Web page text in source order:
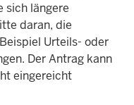
sich längere
daran, die
Urteils- oder
Der Antrag kann
eingereicht